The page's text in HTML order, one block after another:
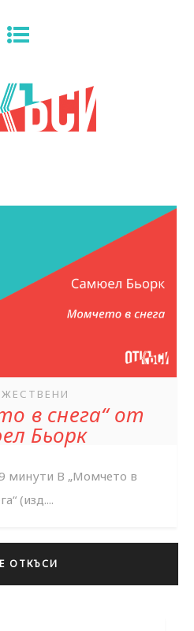
в снега“ от
Бьорк
минути В „Момчето в
(изд....
ОТКЪСИ